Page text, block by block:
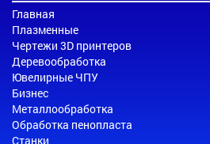
Главная
Плазменные
Чертежи 3D принтеров
Деревообработка
Ювелирные ЧПУ
Бизнес
Металлообработка
Обработка пенопласта
Станки